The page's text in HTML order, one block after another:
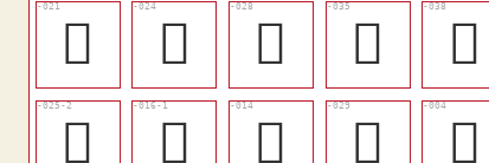
󱹗 󱹚 󱹝 󱹟 󱹡
󱹛
󱹓 󱹑 󱹞 𢓷